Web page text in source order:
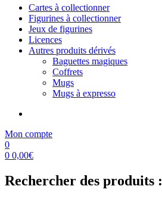
Cartes à collectionner
Figurines à collectionner
Jeux de figurines
Licences
Autres produits dérivés
Baguettes magiques
Coffrets
Mugs
Mugs à expresso
Mon compte
0
0 0,00€
Rechercher des produits :